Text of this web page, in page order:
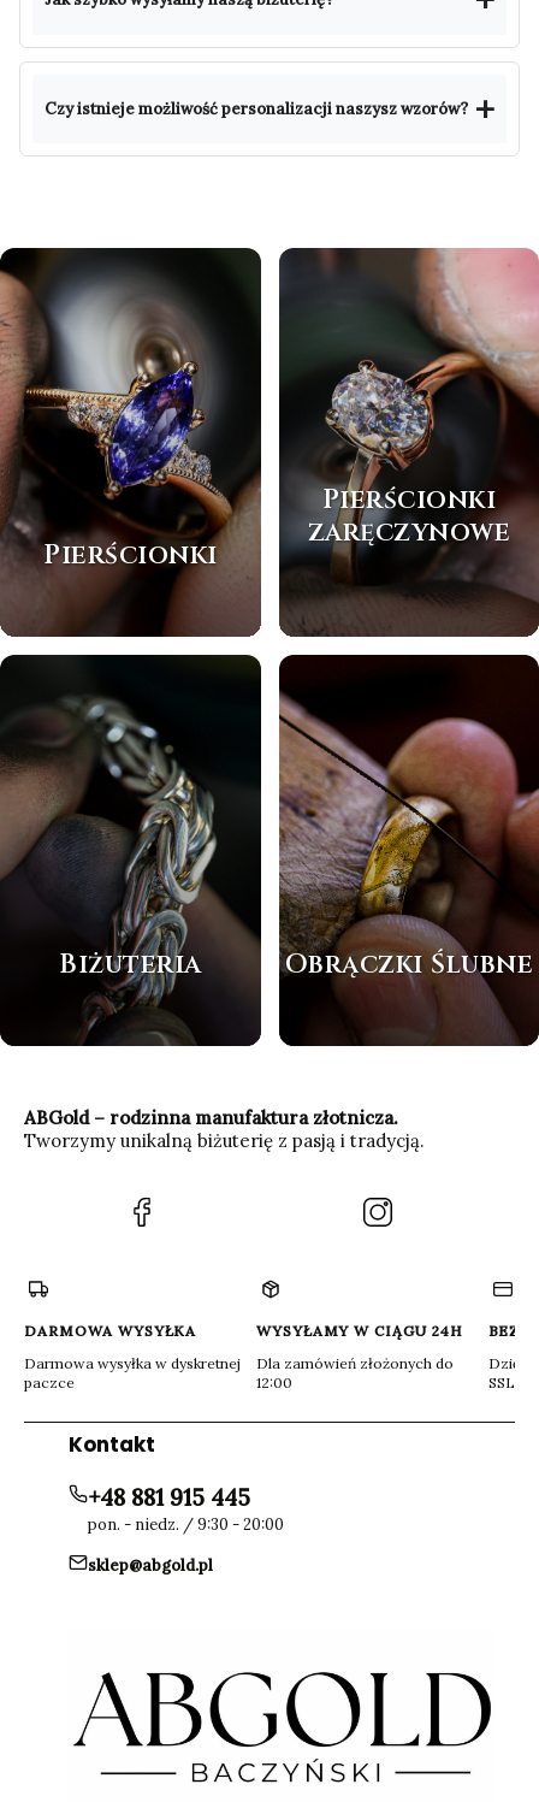
Czy istnieje możliwość personalizacji naszysz wzorów?
Pierścionki
Pierścionki
zaręczynowe
Biżuteria Obrączki Ślubne
ABGold – rodzinna manufaktura złotnicza.
Tworzymy unikalną biżuterię z pasją i tradycją.
(Otwiera
się
DARMOWA WYSYŁKA
Darmowa wysyłka w dyskretnej
paczce
WYSYŁAMY W CIĄGU 24H
Dla zamówień złożonych do
12:00
Dzięki
SSL
Kontakt
+48 881 915 445
pon. - niedz. / 9:30 - 20:00
sklep@abgold.pl